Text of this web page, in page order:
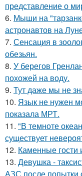
представление о
6. Мыши на
астронавтов на
7. Сенсация в
обезьян.
8. У берегов
похожей на воду.
9. Тут даже мы не
10. Язык не нужен
показала МРТ.
11. "В темноте
существует
12. Каменные гости
13. Девушка -